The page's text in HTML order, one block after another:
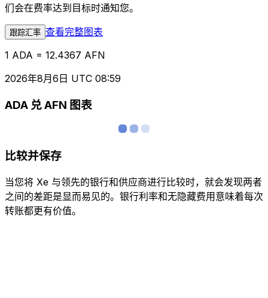
们会在费率达到目标时通知您。
跟踪汇率 查看完整图表
1 ADA = 12.4367 AFN
2026年8月6日 UTC 08:59
ADA 兑 AFN 图表
比较并保存
当您将 Xe 与领先的银行和供应商进行比较时，就会发现两者
之间的差距是显而易见的。银行利率和无隐藏费用意味着每次
转账都更有价值。